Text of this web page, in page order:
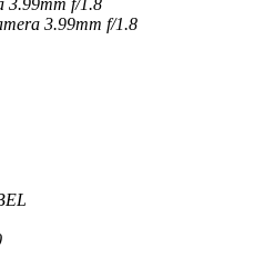
3.99mm f/1.8
3.99mm f/1.8